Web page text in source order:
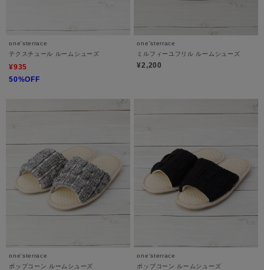
one'sterrace
テクスチュール ルームシューズ
¥935
50%OFF
one'sterrace
ミルフィーユフリル ルームシューズ
¥2,200
one'sterrace
ポップコーン ルームシューズ
one'sterrace
ポップコーン ルームシューズ